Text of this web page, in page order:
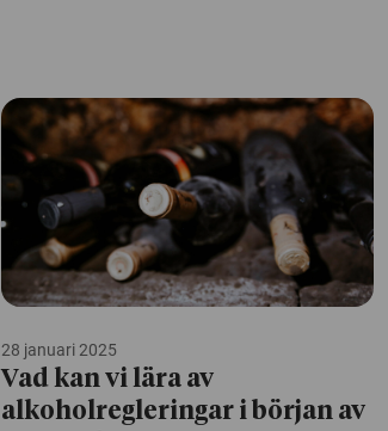
28 januari 2025
Vad kan vi lära av
alkoholregleringar i början av